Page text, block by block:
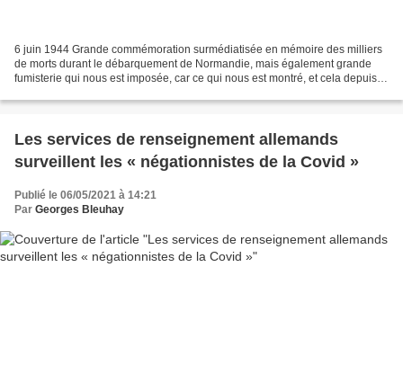
6 juin 1944 Grande commémoration surmédiatisée en mémoire des milliers
de morts durant le débarquement de Normandie, mais également grande
fumisterie qui nous est imposée, car ce qui nous est montré, et cela depuis
Les services de renseignement allemands
surveillent les « négationnistes de la Covid »
Publié le 06/05/2021 à 14:21
Par Georges Bleuhay